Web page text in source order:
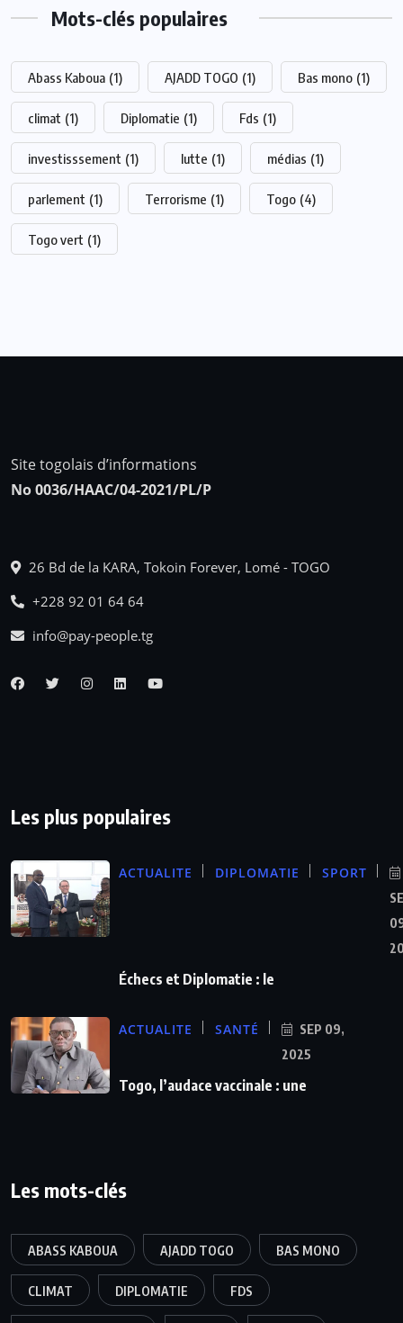
Mots-clés populaires
Abass Kaboua (1) AJADD TOGO (1) Bas mono (1)
climat (1) Diplomatie (1) Fds (1)
investisssement (1) lutte (1) médias (1)
parlement (1) Terrorisme (1) Togo (4)
Togo vert (1)
Site togolais d’informations
No 0036/HAAC/04-2021/PL/P
26 Bd de la KARA, Tokoin Forever, Lomé - TOGO
+228 92 01 64 64
info@pay-people.tg
Les plus populaires
ACTUALITE DIPLOMATIE SPORT
Échecs et Diplomatie : le
ACTUALITE SANTÉ
SEP 09,
2025
Togo, l’audace vaccinale : une
Les mots-clés
ABASS KABOUA AJADD TOGO BAS MONO
CLIMAT DIPLOMATIE FDS